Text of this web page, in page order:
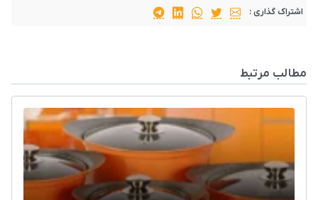
اشتراک گذاری :
مطالب مرتبط